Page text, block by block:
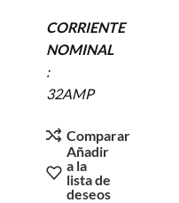
CORRIENTE
NOMINAL
:
32AMP
Comparar
Añadir
a la
lista de
deseos